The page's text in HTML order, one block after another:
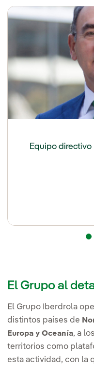
Equipo directivo
El Grupo al
El Grupo Iberdrola
distintos países de
Europa y Oceanía, a
territorios como
esta actividad, con la